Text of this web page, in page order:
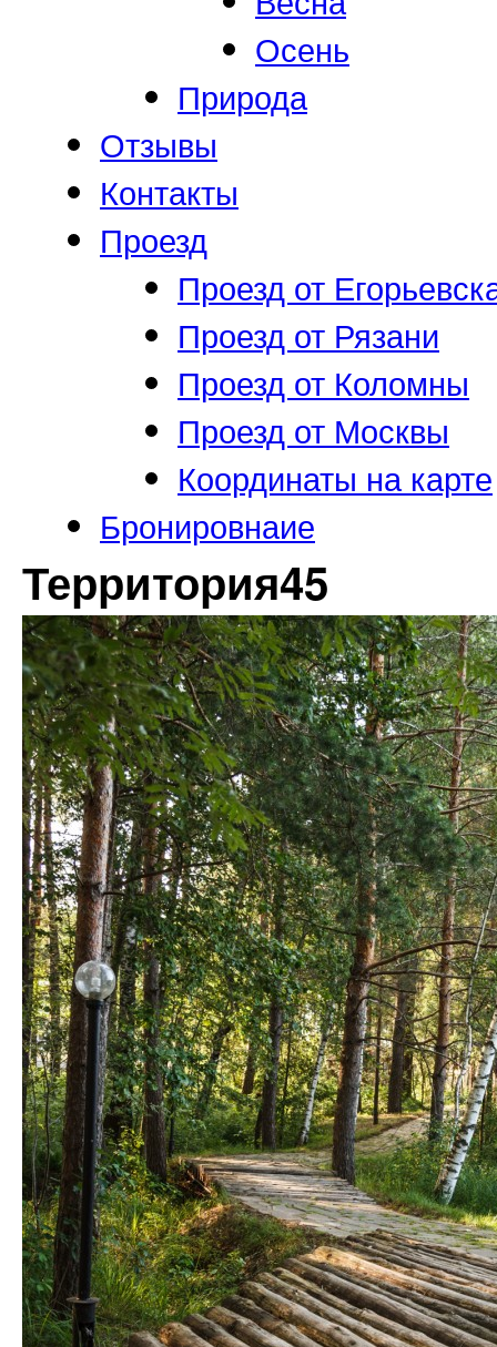
Осень
Природа
Отзывы
Контакты
Проезд
Проезд от
Проезд от Рязани
Проезд от Коломны
Проезд от Москвы
Координаты на карте
Бронировнаие
Территория45